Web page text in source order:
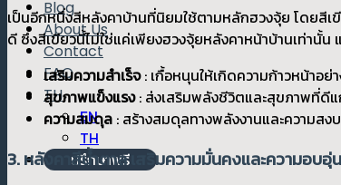
Blog
About Us
Contact
FAQ
TH
EN
TH
ปรึกษาฟรี
เป็นอีกหนึ่งสีหลังคาบ้านที่นิยมใช้ตามหลักฮวงจุ้ย โดยสี
ดี ซึ่งสีเขียวนี้ไม่ใช่แค่เพียงฮวงจุ้ยหลังคาหน้าบ้านเท่านั้น
เสริมความสำเร็จ: เกื้อหนุนให้เกิดความก้าวหน้าอย่
สุขภาพแข็งแรง: ส่งเสริมพลังชีวิตและสุขภาพที่ดี
ความสมดุล : สร้างสมดุลทางพลังงานและความสง
3. หลังคาสีน้ำตาล เสริมความมั่นคงและความอบอุ่น